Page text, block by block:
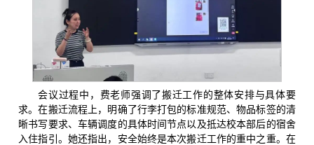
会议过程中，费老师强调了搬迁工作的整体安排与具体要
求。在搬迁流程上，明确了行李打包的标准规范、物品标签的清
晰书写要求、车辆调度的具体时间节点以及抵达校本部后的宿舍
入住指引。她还指出，安全始终是本次搬迁工作的重中之重。在